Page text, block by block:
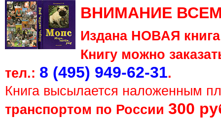
ВНИМАНИЕ
Издана НОВАЯ
Книгу можно
тел.: 8 (495) 949-62-31.
Книга высылается наложенным
транспортом по России 300